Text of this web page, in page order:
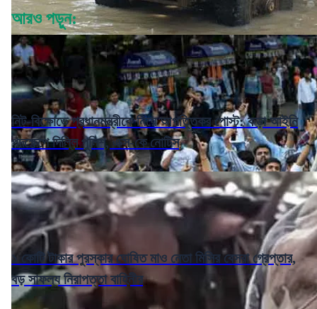
আরও পড়ুন:
নিট-বিক্ষোভে প্রধানমন্ত্রীকে নিয়ে আপত্তিকর পোস্ট: কড়া আইনি
পদক্ষেপে দিল্লি পুলিশ, এক্স-কে নোটিস
১ কোটি টাকার পুরস্কার ঘোষিত মাও নেতা মিসির বেসরা গ্রেপ্তার,
বড় সাফল্য নিরাপত্তা বাহিনীর